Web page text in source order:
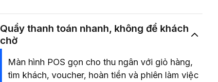
Quầy thanh toán nhanh, không để khách
chờ
Màn hình POS gọn cho thu ngân với giỏ hàng,
tìm khách, voucher, hoàn tiền và phiên làm việc